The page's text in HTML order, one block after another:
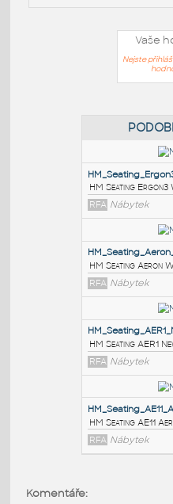
Vaše
Nejste
HM Seating
RFA
HM Seating
RFA Nábytek
Komentáře: